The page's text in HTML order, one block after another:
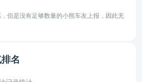
但是没有足够数量的小熊车友上报，因此无
名